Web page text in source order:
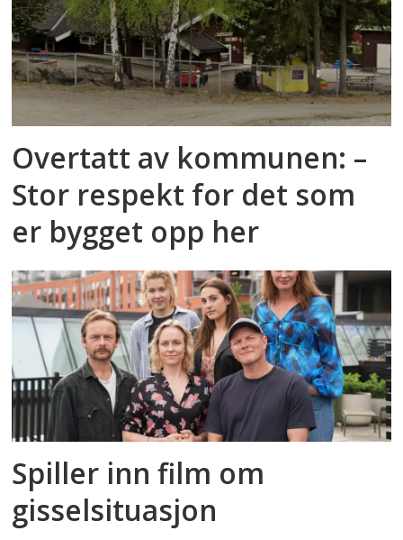
Overtatt av kommunen: –
Stor respekt for det som
er bygget opp her
Spiller inn film om
gisselsituasjon